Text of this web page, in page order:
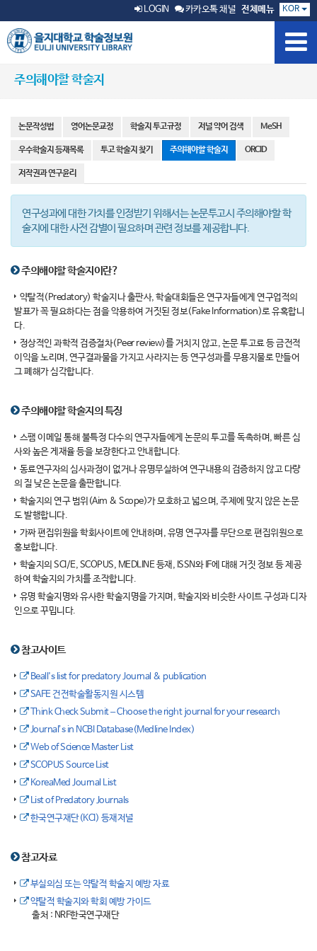
LOGIN 카카오톡 채널 전체메뉴 KOR
주의해야할 학술지
논문작성법 영어논문교정 학술지 투고규정 저널 약어 검색 MeSH
우수학술지 등재목록 투고 학술지 찾기 주의해야할 학술지 ORCID
저작권과 연구윤리
연구성과에 대한 가치를 인정받기 위해서는 논문투고시 주의해야할 학
술지에 대한 사전 감별이 필요하며 관련 정보를 제공합니다.
주의해야할 학술지이란?
약탈적(Predatory) 학술지나 출판사, 학술대회들은 연구자들에게 연구업적의
발표가 꼭 필요하다는 점을 악용하여 거짓된 정보(Fake Information)로 유혹합니
다.
정상적인 과학적 검증절차(Peer review)를 거치지 않고, 논문 투고료 등 금전적
이익을 노리며, 연구결과물을 가지고 사라지는 등 연구성과를 무용지물로 만들어
그 폐해가 심각합니다.
주의해야할 학술지의 특징
스팸 이메일 통해 불특정 다수의 연구자들에게 논문의 투고를 독촉하며, 빠른 심
사와 높은 게재율 등을 보장한다고 안내합니다.
동료연구자의 심사과정이 없거나 유명무실하여 연구내용의 검증하지 않고 다량
의 질 낮은 논문을 출판합니다.
학술지의 연구 범위(Aim & Scope)가 모호하고 넓으며, 주제에 맞지 않은 논문
도 발행합니다.
가짜 편집위원을 학회사이트에 안내하며, 유명 연구자를 무단으로 편집위원으로
홍보합니다.
학술지의 SCI/E, SCOPUS, MEDLINE 등재, ISSN와 IF에 대해 거짓 정보 등 제공
하여 학술지의 가치를 조작합니다.
유명 학술지명와 유사한 학술지명을 가지며, 학술지와 비슷한 사이트 구성과 디자
인으로 꾸밉니다.
참고사이트
Beall's list for predatory Journal & publication
SAFE 건전학술활동지원 시스템
Think Check Submit – Choose the right journal for your research
Journal’s in NCBI Database(Medline Index)
Web of Science Master List
SCOPUS Source List
KoreaMed Journal List
List of Predatory Journals
한국연구재단(KCI) 등재저널
참고자료
부실의심 또는 약탈적 학술지 예방 자료
약탈적 학술지와 학회 예방 가이드
출처 : NRF한국연구재단